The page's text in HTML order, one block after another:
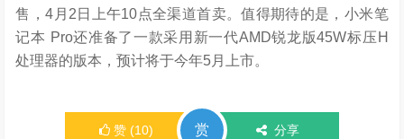
售，4 月 2 日上午10点全渠道首卖。值得期待的是，小米笔
记本 Pro还准备了一款采用新一代AMD锐龙版45W标压 H
处理器的版本，预计将于今年5月上市。
赞 (10) 赏 分享